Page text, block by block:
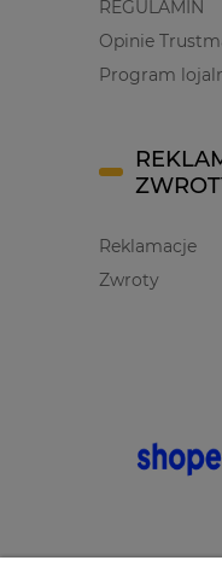
REGULAMIN
Opinie
Program
Reklamacje
Zwroty